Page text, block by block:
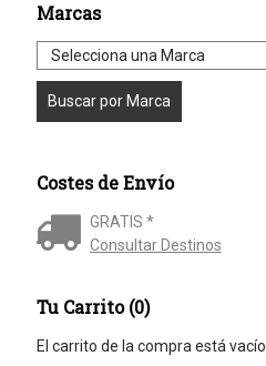
Marcas
Costes de Envío
GRATIS *
Consultar Destinos
Tu Carrito (0)
El carrito de la compra está vacío